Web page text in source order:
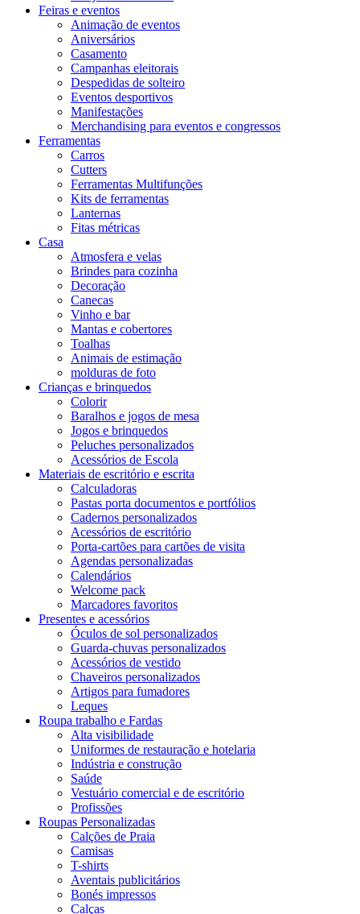
Feiras e eventos
Animação de eventos
Aniversários
Casamento
Campanhas eleitorais
Despedidas de solteiro
Eventos desportivos
Manifestações
Merchandising para eventos e congressos
Ferramentas
Carros
Cutters
Ferramentas Multifunções
Kits de ferramentas
Lanternas
Fitas métricas
Casa
Atmosfera e velas
Brindes para cozinha
Decoração
Canecas
Vinho e bar
Mantas e cobertores
Toalhas
Animais de estimação
molduras de foto
Crianças e brinquedos
Colorir
Baralhos e jogos de mesa
Jogos e brinquedos
Peluches personalizados
Acessórios de Escola
Materiais de escritório e escrita
Calculadoras
Pastas porta documentos e portfólios
Cadernos personalizados
Acessórios de escritório
Porta-cartões para cartões de visita
Agendas personalizadas
Calendários
Welcome pack
Marcadores favoritos
Presentes e acessórios
Óculos de sol personalizados
Guarda-chuvas personalizados
Acessórios de vestido
Chaveiros personalizados
Artigos para fumadores
Leques
Roupa trabalho e Fardas
Alta visibilidade
Uniformes de restauração e hotelaria
Indústria e construção
Saúde
Vestuário comercial e de escritório
Profissões
Roupas Personalizadas
Calções de Praia
Camisas
T-shirts
Aventais publicitários
Bonés impressos
Calças